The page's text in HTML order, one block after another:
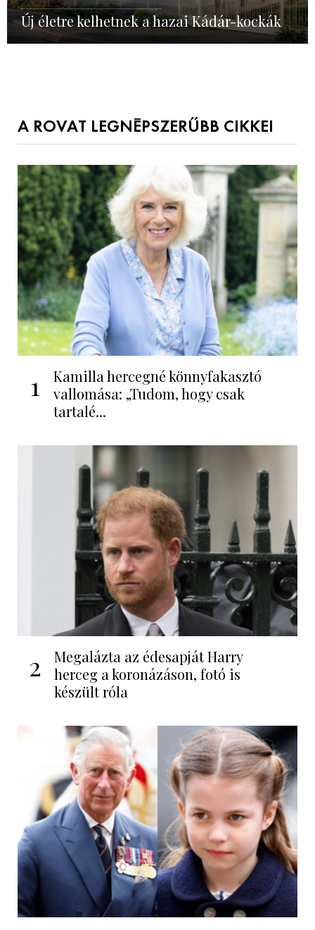
Új életre kelhetnek a hazai Kádár-kockák
A ROVAT LEGNÉPSZERŰBB CIKKEI
1
Kamilla hercegné könnyfakasztó
vallomása: „Tudom, hogy csak
tartalé...
2
Megalázta az édesapját Harry
herceg a koronázáson, fotó is
készült róla